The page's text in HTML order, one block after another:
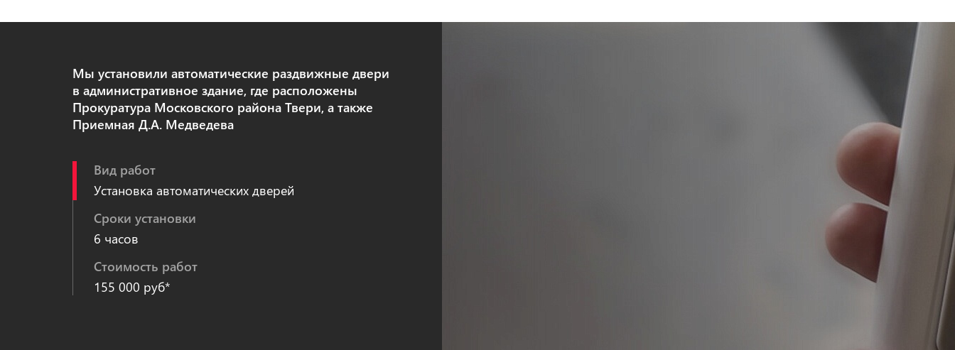
Мы установили автоматические раздвижные двери
в административное здание, где расположены
Прокуратура Московского района Твери, а также
Приемная Д.А. Медведева
Вид работ
Установка автоматических дверей
Сроки установки
6 часов
Стоимость работ
155 000 руб*